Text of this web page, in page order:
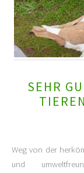
SEHR
Weg von der
und